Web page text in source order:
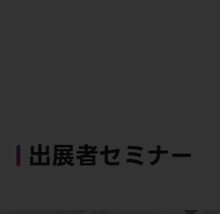
出展者セミナー